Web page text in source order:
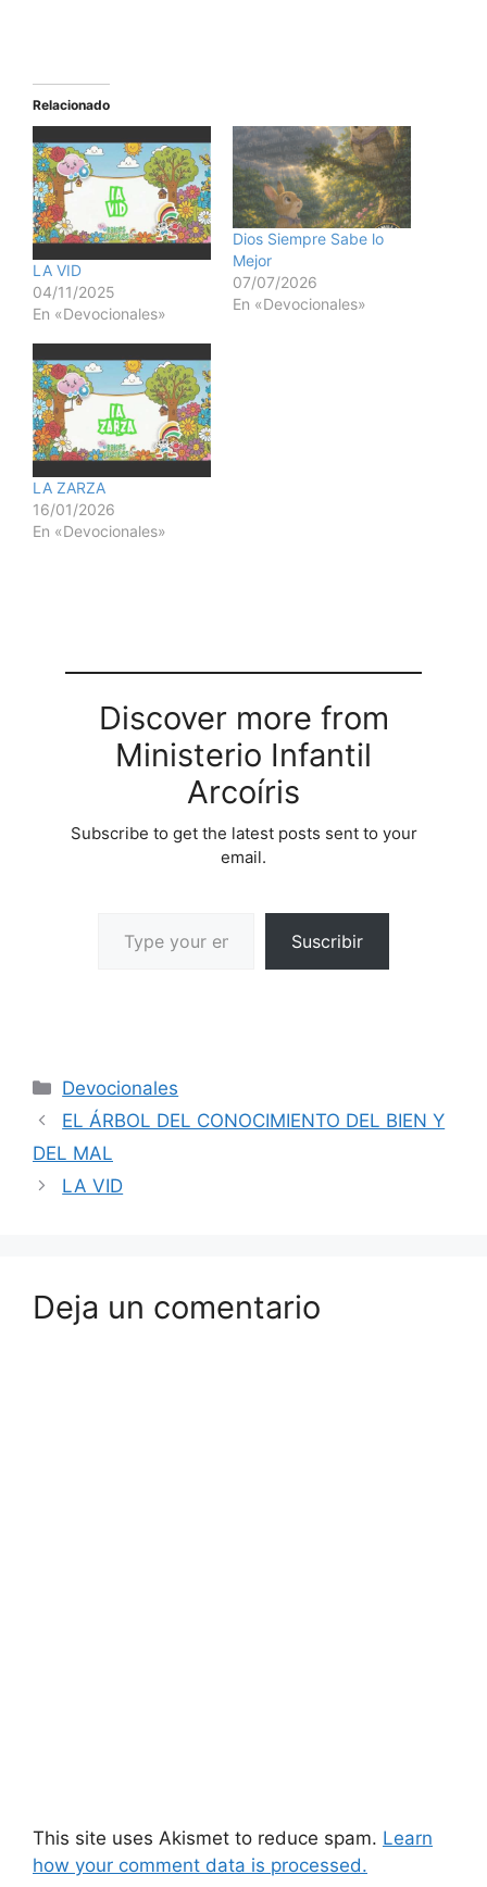
Relacionado
LA VID
04/11/2025
En «Devocionales»
Dios Siempre Sabe lo
Mejor
07/07/2026
En «Devocionales»
LA ZARZA
16/01/2026
En «Devocionales»
Discover more from
Ministerio Infantil
Arcoíris
Subscribe to get the latest posts sent to your
email.
Suscribir
Devocionales
EL ÁRBOL DEL CONOCIMIENTO DEL BIEN Y
DEL MAL
LA VID
Deja un comentario
This site uses Akismet to reduce spam. Learn
how your comment data is processed.